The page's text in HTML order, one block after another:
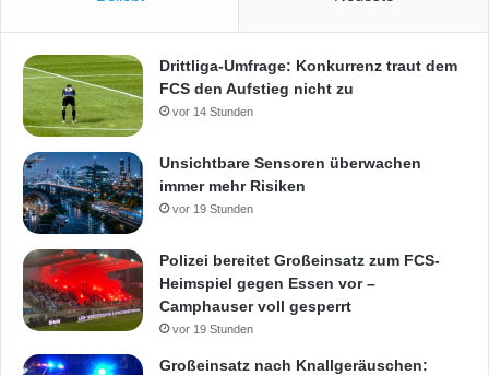
Drittliga-Umfrage: Konkurrenz traut dem
FCS den Aufstieg nicht zu
vor 14 Stunden
Unsichtbare Sensoren überwachen
immer mehr Risiken
vor 19 Stunden
Polizei bereitet Großeinsatz zum FCS-
Heimspiel gegen Essen vor –
Camphauser voll gesperrt
vor 19 Stunden
Großeinsatz nach Knallgeräuschen: